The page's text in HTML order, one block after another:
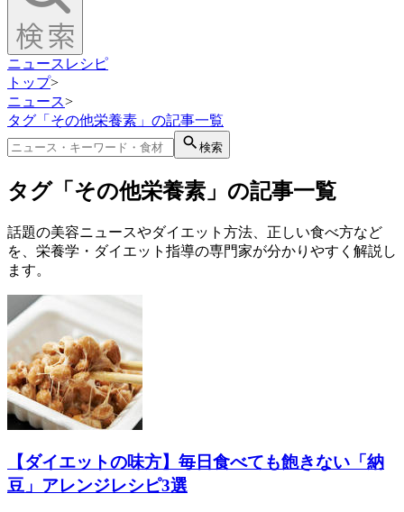
ニュース レシピ
トップ>
ニュース>
タグ「その他栄養素」の記事一覧
検索
タグ「その他栄養素」の記事一覧
話題の美容ニュースやダイエット方法、正しい食べ方など
を、栄養学・ダイエット指導の専門家が分かりやすく解説し
ます。
【ダイエットの味方】毎日食べても飽きない「納
豆」アレンジレシピ3選